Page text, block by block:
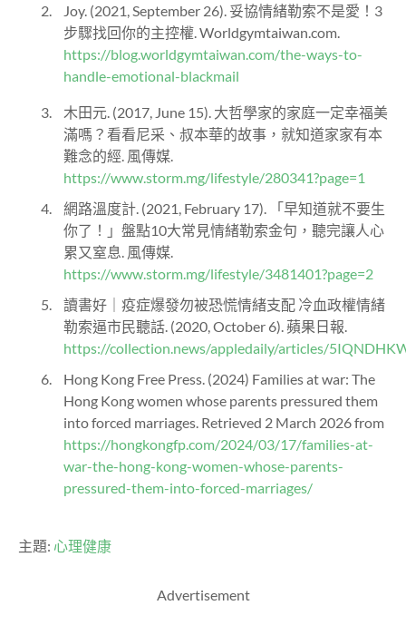
Joy. (2021, September 26). 妥協情緒勒索不是愛！3
步驟找回你的主控權. Worldgymtaiwan.com.
https://blog.worldgymtaiwan.com/the-ways-to-
handle-emotional-blackmail
木田元. (2017, June 15). 大哲學家的家庭一定幸福美
滿嗎？看看尼采、叔本華的故事，就知道家家有本
難念的經. 風傳媒.
https://www.storm.mg/lifestyle/280341?page=1
網路溫度計. (2021, February 17). 「早知道就不要生
你了！」盤點10大常見情緒勒索金句，聽完讓人心
累又窒息. 風傳媒.
https://www.storm.mg/lifestyle/3481401?page=2
讀書好｜疫症爆發勿被恐慌情緒支配 冷血政權情緒
勒索逼市民聽話. (2020, October 6). 蘋果日報.
https://collection.news/appledaily/articles/
Hong Kong Free Press. (2024) Families at war: The
Hong Kong women whose parents pressured them
into forced marriages. Retrieved 2 March 2026 from
https://hongkongfp.com/2024/03/17/families-at-
war-the-hong-kong-women-whose-parents-
pressured-them-into-forced-marriages/
主題: 心理健康
Advertisement